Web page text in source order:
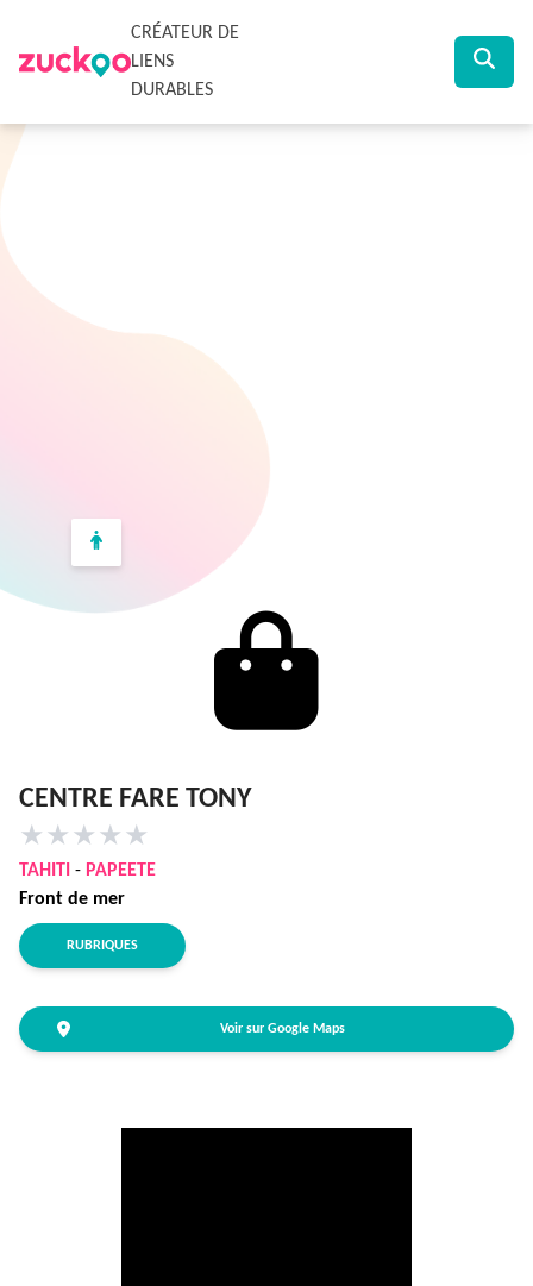
CRÉATEUR DE
LIENS
DURABLES
CENTRE FARE TONY
★ ★ ★ ★ ★
TAHITI - PAPEETE
Front de mer
RUBRIQUES
Voir sur Google Maps